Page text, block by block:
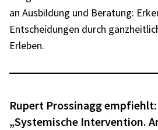
an Ausbil­dung und Bera­tung:
Entschei­dun­gen durch
Erle­ben.
Rupert Pros­si­n­agg empfiehlt:
„Syste­mi­sche Inter­ven­tion.